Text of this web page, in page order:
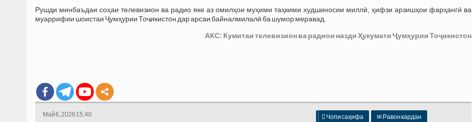
Рушди минбаъдаи соҳаи телевизион ва радио яке аз омилҳои муҳими таҳкими худшиносии миллӣ, ҳифзи арзишҳои фарҳангӣ ва
муаррифии шоистаи Ҷумҳурии Тоҷикистон дар арсаи байналмилалӣ ба шумор меравад.
АКС: Кумитаи телевизион ва радиои назди Ҳукумати Ҷумҳурии Тоҷикистон
 Чопи саҳифа ✉ Равон кардан
Май 6, 2026 15:40